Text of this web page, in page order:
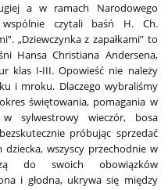
a w ramach Narodowego
wspólnie czytali baśń H. Ch.
„Dziewczynka z zapałkami” to
Hansa Christiana Andersena,
klas I-III. Opowieść nie należy
i mroku. Dlaczego wybraliśmy
świętowania, pomagania w
sylwestrowy wieczór, bosa
próbując sprzedać
wszyscy przechodnie w
do swoich obowiązków
i głodna, ukrywa się między